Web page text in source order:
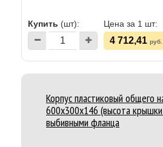
Купить (шт): Цена за 1 шт:
4 712,41 руб.
Корпус пластиковый общего
600x300x146 (высота
выбивными фланца